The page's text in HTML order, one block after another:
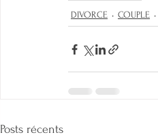
DIVORCE COUPLE
Posts récents